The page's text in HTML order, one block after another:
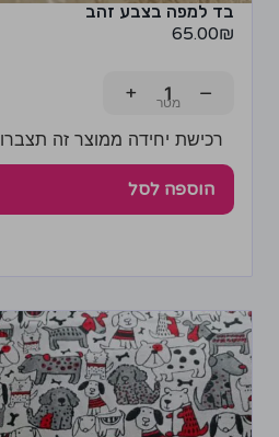
בד למפה בצבע זהב
65.00₪
−
+
רכישת יחידה ממוצר זה תצברו 3 נקודות!
הוספה לסל